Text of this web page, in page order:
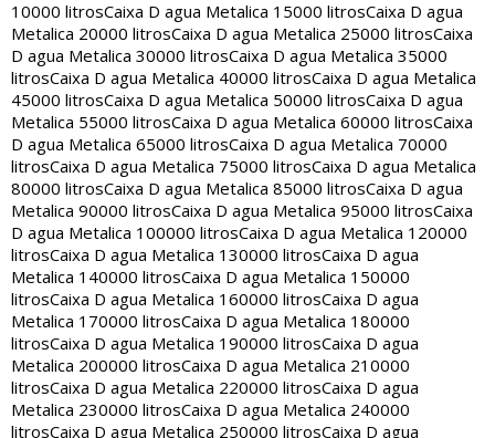
10000 litrosCaixa D agua Metalica 15000 litrosCaixa D agua
Metalica 20000 litrosCaixa D agua Metalica 25000 litrosCaixa
D agua Metalica 30000 litrosCaixa D agua Metalica 35000
litrosCaixa D agua Metalica 40000 litrosCaixa D agua Metalica
45000 litrosCaixa D agua Metalica 50000 litrosCaixa D agua
Metalica 55000 litrosCaixa D agua Metalica 60000 litrosCaixa
D agua Metalica 65000 litrosCaixa D agua Metalica 70000
litrosCaixa D agua Metalica 75000 litrosCaixa D agua Metalica
80000 litrosCaixa D agua Metalica 85000 litrosCaixa D agua
Metalica 90000 litrosCaixa D agua Metalica 95000 litrosCaixa
D agua Metalica 100000 litrosCaixa D agua Metalica 120000
litrosCaixa D agua Metalica 130000 litrosCaixa D agua
Metalica 140000 litrosCaixa D agua Metalica 150000
litrosCaixa D agua Metalica 160000 litrosCaixa D agua
Metalica 170000 litrosCaixa D agua Metalica 180000
litrosCaixa D agua Metalica 190000 litrosCaixa D agua
Metalica 200000 litrosCaixa D agua Metalica 210000
litrosCaixa D agua Metalica 220000 litrosCaixa D agua
Metalica 230000 litrosCaixa D agua Metalica 240000
litrosCaixa D agua Metalica 250000 litrosCaixa D agua